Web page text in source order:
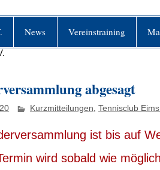
News Vereinstraining
abgesagt
Kurzmitteilungen, Tennisclub
ist bis auf
wird sobald wie